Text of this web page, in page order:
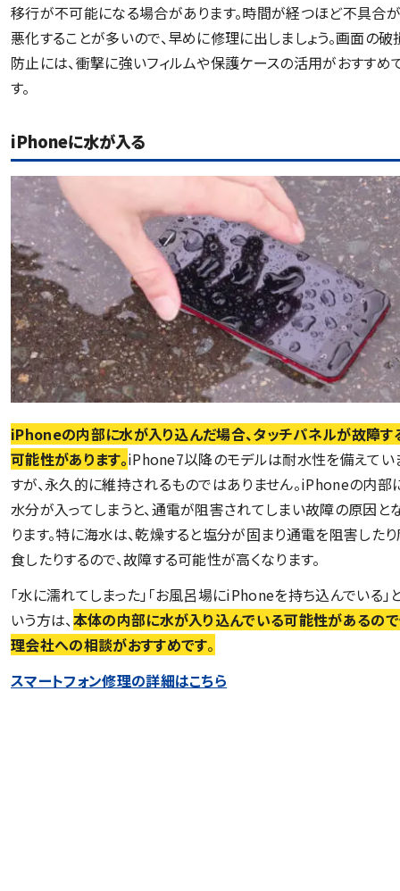
移行が不可能になる場合があります。時間が経つほど不具合が
悪化することが多いので、早めに修理に出しましょう。画面の破
防止には、衝撃に強いフィルムや保護ケースの活用がおすすめ
す。
iPhoneに水が入る
iPhoneの内部に水が入り込んだ場合、タッチパネルが故障す
可能性があります。iPhone7以降のモデルは耐水性を備えてい
すが、永久的に維持されるものではありません。iPhoneの内部
水分が入ってしまうと、通電が阻害されてしまい故障の原因と
ります。特に海水は、乾燥すると塩分が固まり通電を阻害した
食したりするので、故障する可能性が高くなります。
「水に濡れてしまった」「お風呂場にiPhoneを持ち込んでいる」
いう方は、本体の内部に水が入り込んでいる可能性があるの
理会社への相談がおすすめです。
スマートフォン修理の詳細はこちら